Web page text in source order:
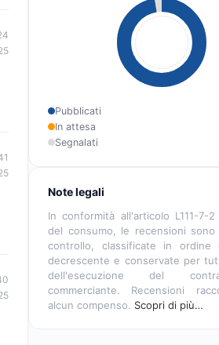
Pubblicati
In attesa
Segnalati
Note legali
In conformità all'articolo L111-7-
del consumo, le recensioni
controllo, classificate in ordine
decrescente e conservate per
dell'esecuzione del
commerciante. Recensioni
alcun compenso. Scopri di più…